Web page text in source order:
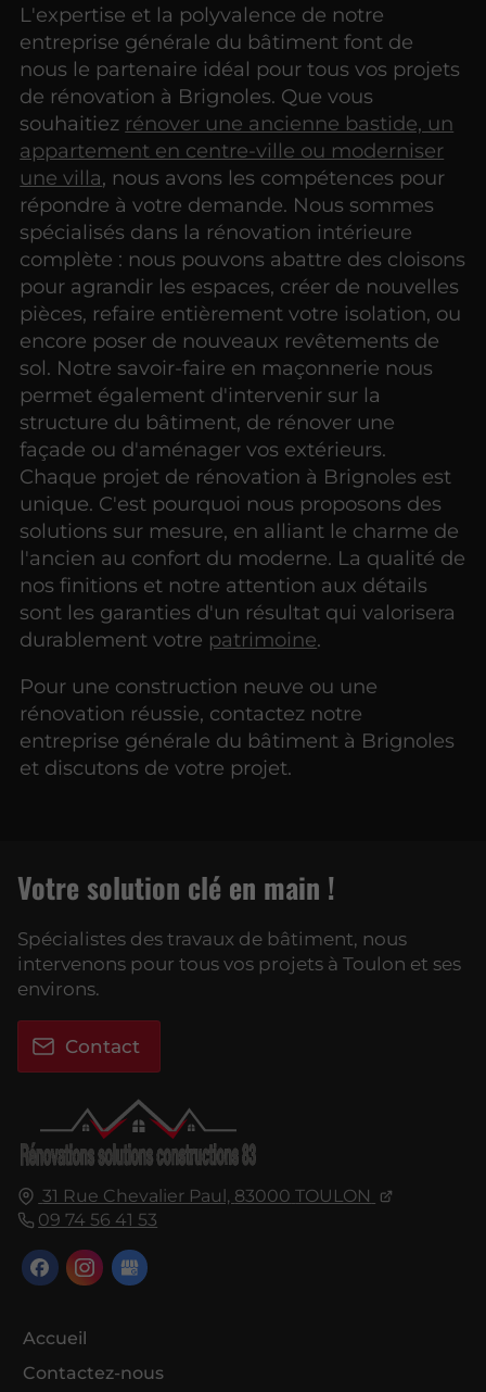
L'expertise et la polyvalence de notre
entreprise générale du bâtiment font de
nous le partenaire idéal pour tous vos projets
de rénovation à Brignoles. Que vous
souhaitiez rénover une ancienne bastide, un
appartement en centre-ville ou moderniser
une villa, nous avons les compétences pour
répondre à votre demande. Nous sommes
spécialisés dans la rénovation intérieure
complète : nous pouvons abattre des cloisons
pour agrandir les espaces, créer de nouvelles
pièces, refaire entièrement votre isolation, ou
encore poser de nouveaux revêtements de
sol. Notre savoir-faire en maçonnerie nous
permet également d'intervenir sur la
structure du bâtiment, de rénover une
façade ou d'aménager vos extérieurs.
Chaque projet de rénovation à Brignoles est
unique. C'est pourquoi nous proposons des
solutions sur mesure, en alliant le charme de
l'ancien au confort du moderne. La qualité de
nos finitions et notre attention aux détails
sont les garanties d'un résultat qui valorisera
durablement votre patrimoine.
Pour une construction neuve ou une
rénovation réussie, contactez notre
entreprise générale du bâtiment à Brignoles
et discutons de votre projet.
31 Rue Chevalier Paul, 83000 TOULON
09 74 56 41 53
Accueil
Contactez-nous
Votre solution clé en main !
Spécialistes des travaux de bâtiment, nous
intervenons pour tous vos projets à Toulon et ses
environs.
Contact